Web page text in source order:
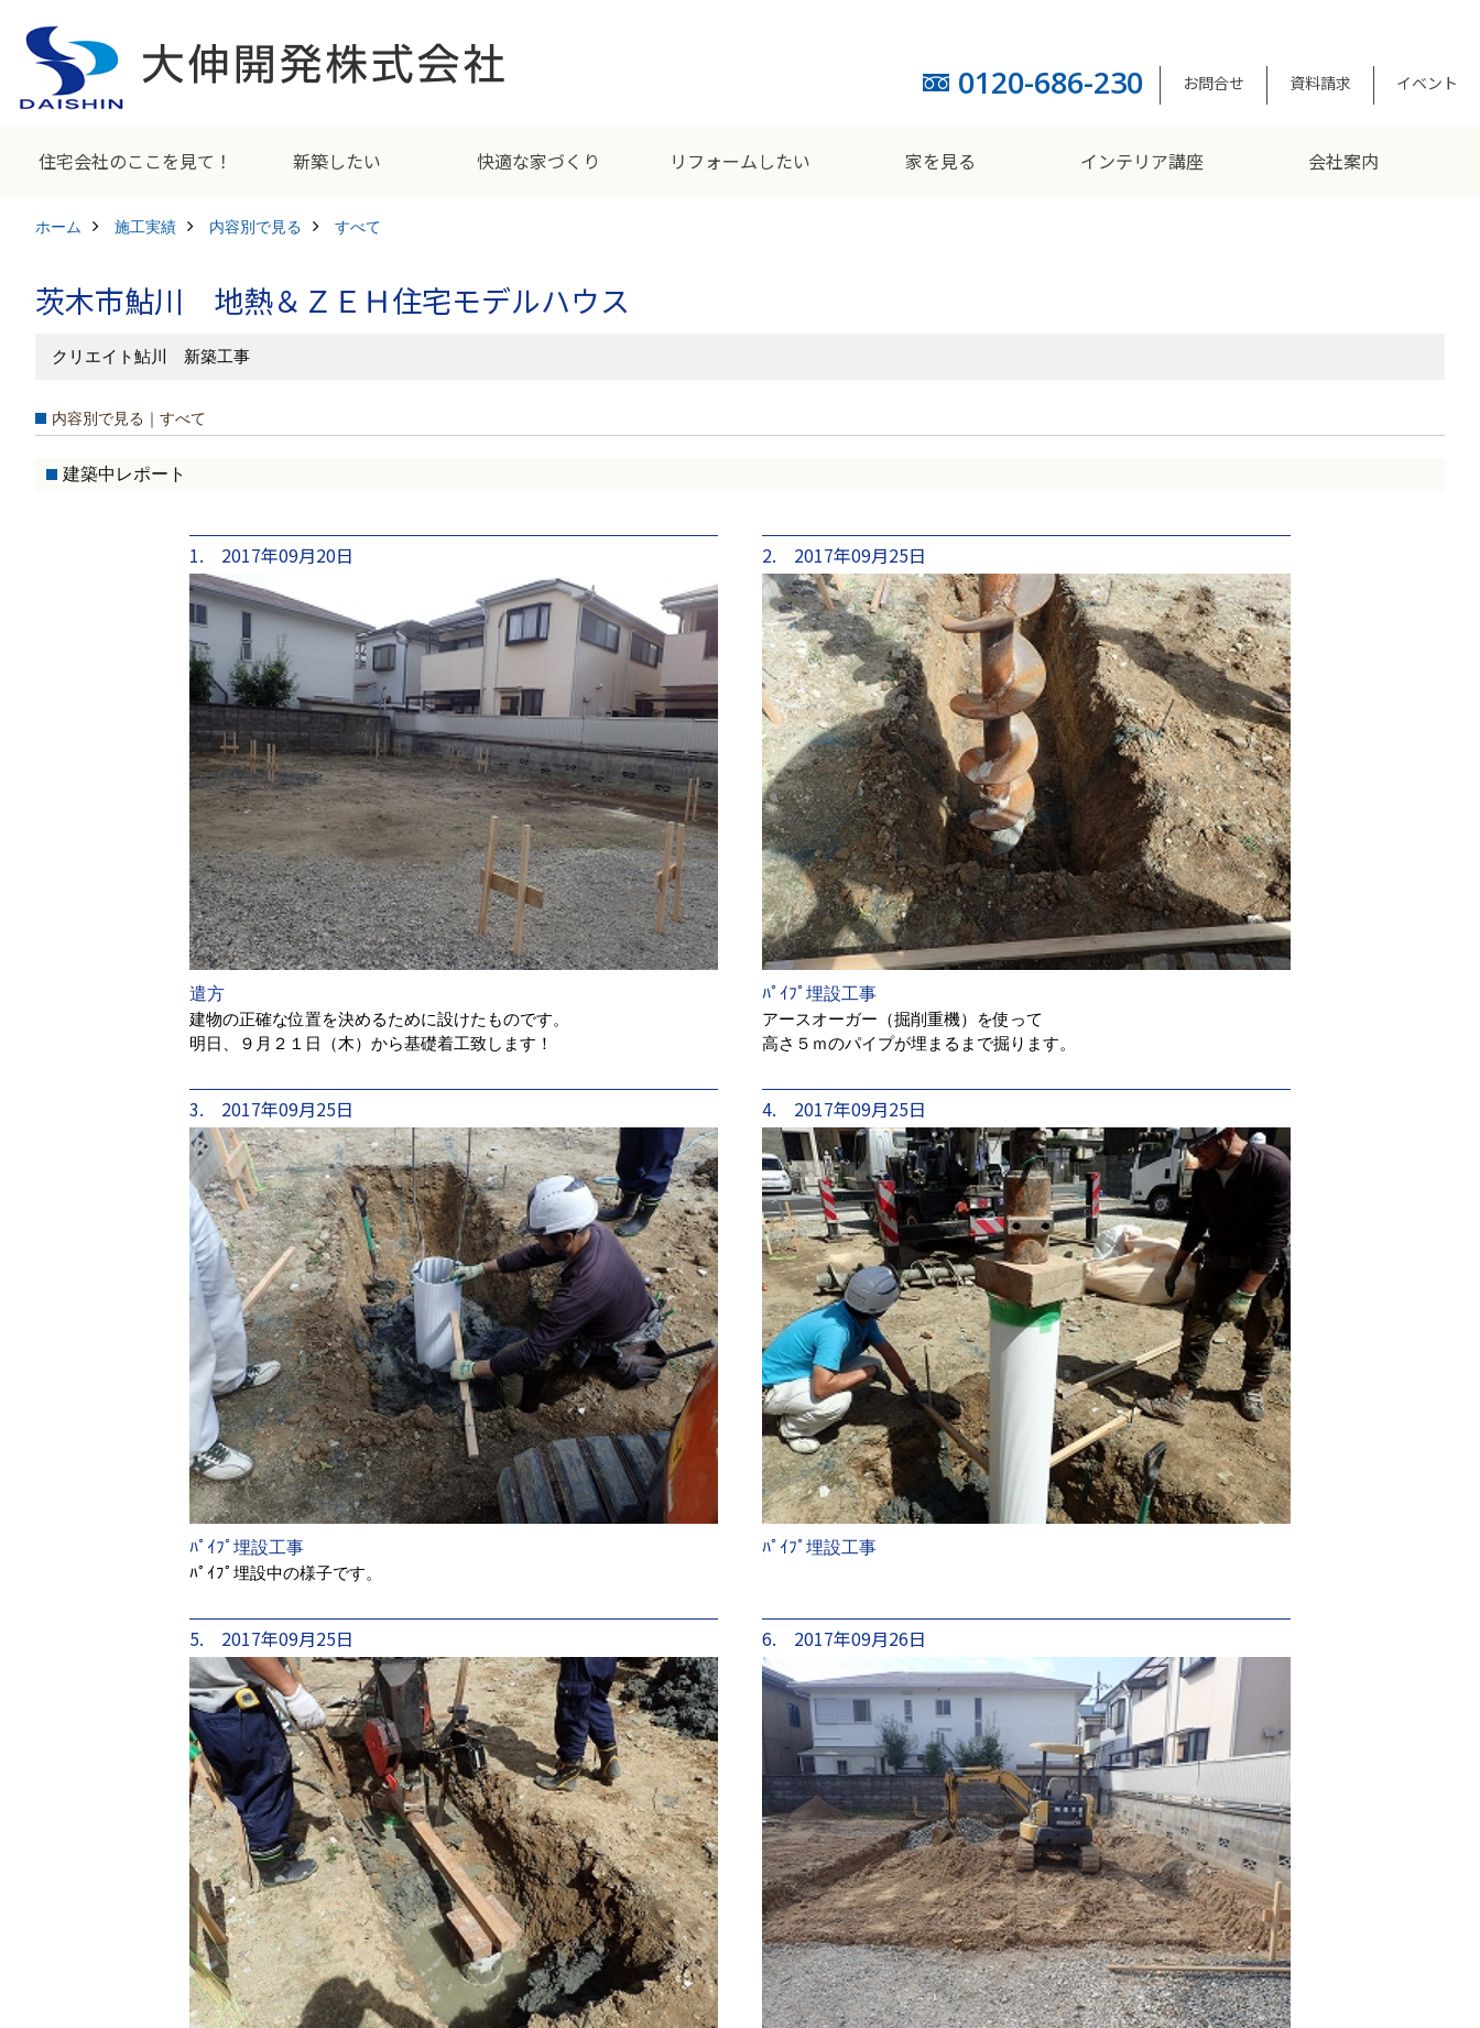
0120-686-230 お問合せ 資料請求 イベント
住宅会社のここを見て！ 新築したい 快適な家づくり リフォームしたい 家を見る インテリア講座 会社案内
ホーム 施工実績 内容別で見る すべて
茨木市鮎川 地熱＆ＺＥＨ住宅モデルハウス
クリエイト鮎川 新築工事
内容別で見る｜すべて
建築中レポート
1. 2017年09月20日
遣方
建物の正確な位置を決めるために設けたものです。
明日、９月２１日（木）から基礎着工致します！
2. 2017年09月25日
ﾊﾟｲﾌﾟ埋設工事
アースオーガー（掘削重機）を使って
高さ５ｍのパイプが埋まるまで掘ります。
3. 2017年09月25日
ﾊﾟｲﾌﾟ埋設工事
ﾊﾟｲﾌﾟ埋設中の様子です。
4. 2017年09月25日
ﾊﾟｲﾌﾟ埋設工事
5. 2017年09月25日 6. 2017年09月26日